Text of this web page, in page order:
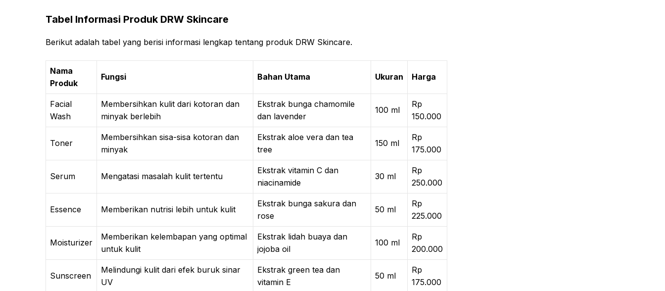
Tabel Informasi Produk DRW Skincare
Berikut adalah tabel yang berisi informasi lengkap tentang produk DRW Skincare.
Nama
Produk
Fungsi Bahan Utama Ukuran Harga
Facial
Wash
Membersihkan kulit dari kotoran dan
minyak berlebih
Ekstrak bunga chamomile
dan lavender
100 ml
Rp
150.000
Toner
Membersihkan sisa-sisa kotoran dan
minyak
Ekstrak aloe vera dan tea
tree
150 ml
Rp
175.000
Serum Mengatasi masalah kulit tertentu
Ekstrak vitamin C dan
niacinamide
30 ml
Rp
250.000
Essence Memberikan nutrisi lebih untuk kulit
Ekstrak bunga sakura dan
rose
50 ml
Rp
225.000
Moisturizer
Memberikan kelembapan yang optimal
untuk kulit
Ekstrak lidah buaya dan
jojoba oil
100 ml
Rp
200.000
Sunscreen
Melindungi kulit dari efek buruk sinar
UV
Ekstrak green tea dan
vitamin E
50 ml
Rp
175.000